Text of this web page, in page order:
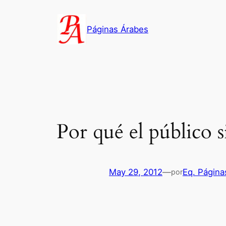
Páginas Árabes
Por qué el público
May 29, 2012—porEq.